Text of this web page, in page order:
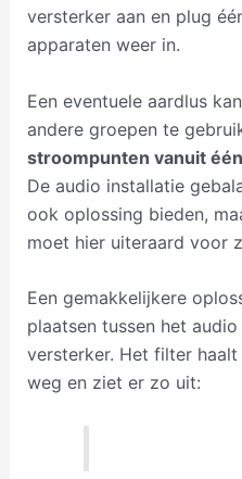
versterker aan en plug
apparaten weer in.
Een eventuele aardlus
andere groepen te
stroompunten vanuit
De audio installatie
ook oplossing bieden,
moet hier uiteraard voor
Een gemakkelijkere
plaatsen tussen het
versterker. Het filter
weg en ziet er zo uit: